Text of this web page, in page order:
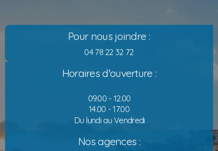
Pour nous joindre :
04 78 22 32 72
Horaires d'ouverture :
09.00 - 12.00
14.00 - 17.00
Du lundi au Vendredi
Nos agences :